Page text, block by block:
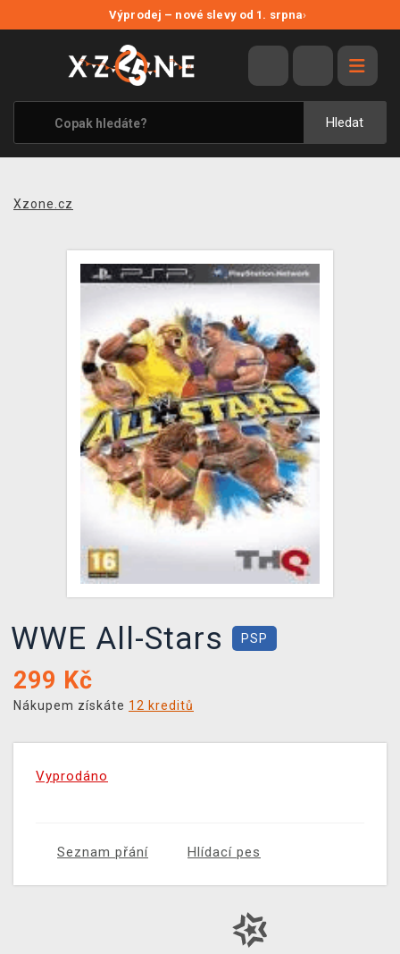
Výprodej – nové slevy od 1. srpna›
Hledat
VÝPRODEJ
VIDEOHRY
XZONE ORIGINALS
TÉMATIKY
SPOLEČENSKÉ HRY
KONTAKT
PRODEJNY
DOPRAVA
XZONE KLUB
TCG & BOARDGAME HUB
VÝKUP HER (BAZAR)
Xzone.cz
WWE All-Stars PSP
299 Kč
Nákupem získáte 12 kreditů
Vyprodáno
Seznam přání Hlídací pes